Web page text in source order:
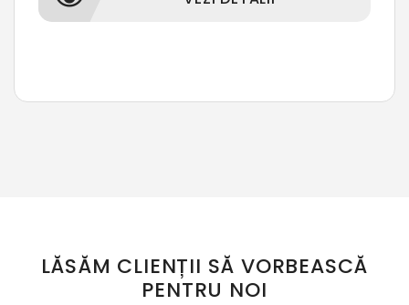
LĂSĂM CLIENȚII SĂ VORBEASCĂ
PENTRU NOI